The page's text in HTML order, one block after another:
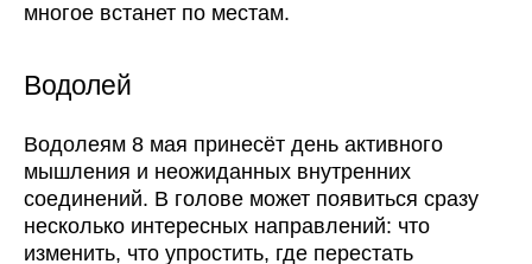
многое встанет по местам.
Водолей
Водолеям 8 мая принесёт день активного
мышления и неожиданных внутренних
соединений. В голове может появиться сразу
несколько интересных направлений: что
изменить, что упростить, где перестать